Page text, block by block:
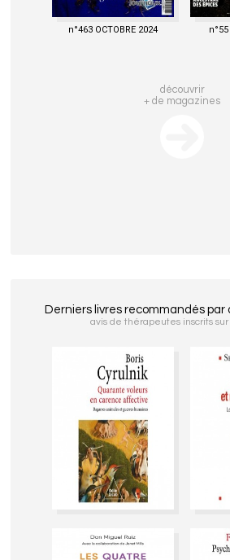
n°463 OCTOBRE 2024
découvrir
+ de magazines
Derniers livres recommandés
avis de thérapeutes inscrits